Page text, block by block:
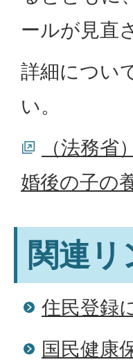
ールが見直
詳細につい
い。
（法務
婚後の子の
関連リ
住民登録
国民健康